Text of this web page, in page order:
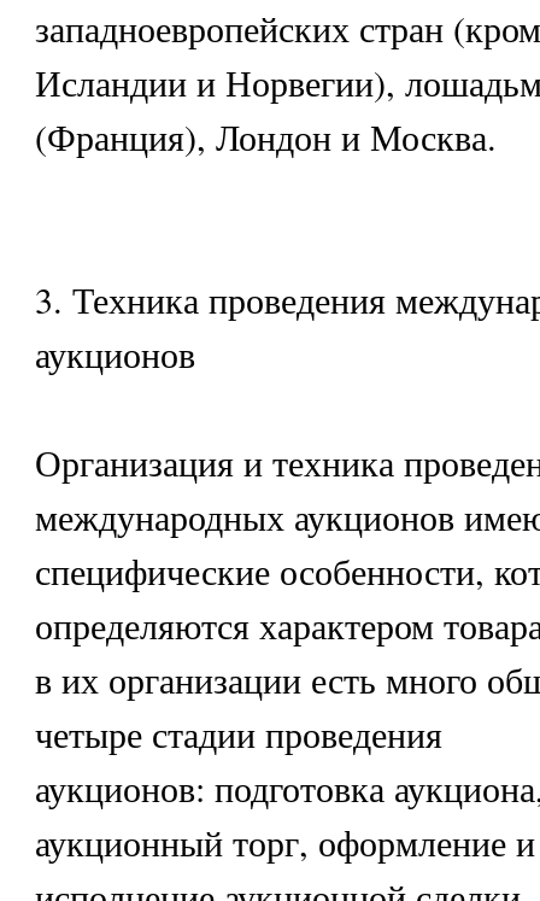
западноевропейских стран
Исландии и Норвегии),
(Франция), Лондон и Москва.
3. Техника проведения
аукционов
Организация и техника
международных аукционов
специфические особенности,
определяются характером
в их организации есть много
четыре стадии проведения
аукционов: подготовка
аукционный торг, оформление и